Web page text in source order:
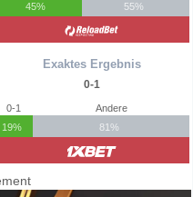
45%
55%
Exaktes Ergebnis
0-1
0-1
19%
Andere
81%